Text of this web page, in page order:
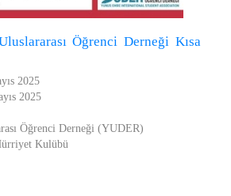
Öğrenci Derneği Kısa
2025
2025
Öğrenci Derneği (YUDER)
Kulübü